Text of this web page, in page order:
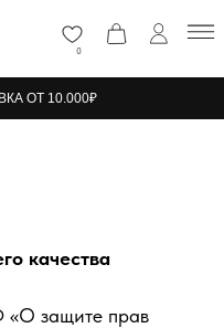
0
ОТ 10.000₽
качества
«О защите прав